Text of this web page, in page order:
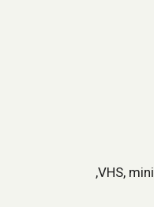
דיסקים, כוננים, תמונות, קלטות, VHS, mini DV,